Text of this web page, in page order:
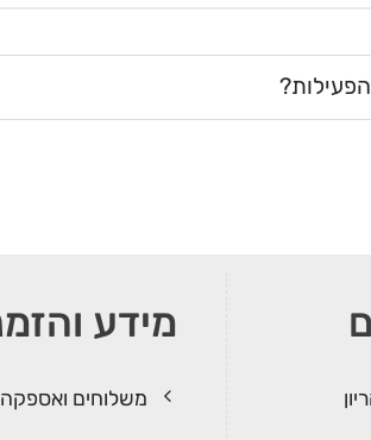
מידע
משלוחים ואספקה